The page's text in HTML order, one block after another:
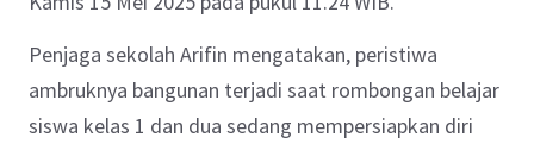
Penjaga sekolah Arifin mengatakan, peristiwa
ambruknya bangunan terjadi saat rombongan belajar
siswa kelas 1 dan dua sedang mempersiapkan diri